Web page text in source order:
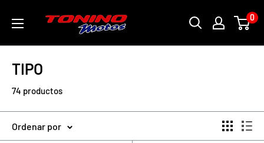
directamente
toninomotoschile 0
TIPO
74 productos
Ordenar por